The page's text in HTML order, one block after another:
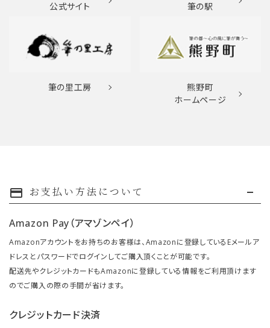
公式サイト
筆の駅
筆の里工房
熊野町
ホームページ
payment お支払い方法について
Amazon Pay（アマゾンペイ）
Amazonアカウントをお持ちのお客様は、Amazonに登録しているEメールア
ドレスとパスワードでログインしてご購入頂くことが可能です。
配送先やクレジットカードもAmazonに登録している情報をご利用頂けます
のでご購入の際の手間が省けます。
クレジットカード決済